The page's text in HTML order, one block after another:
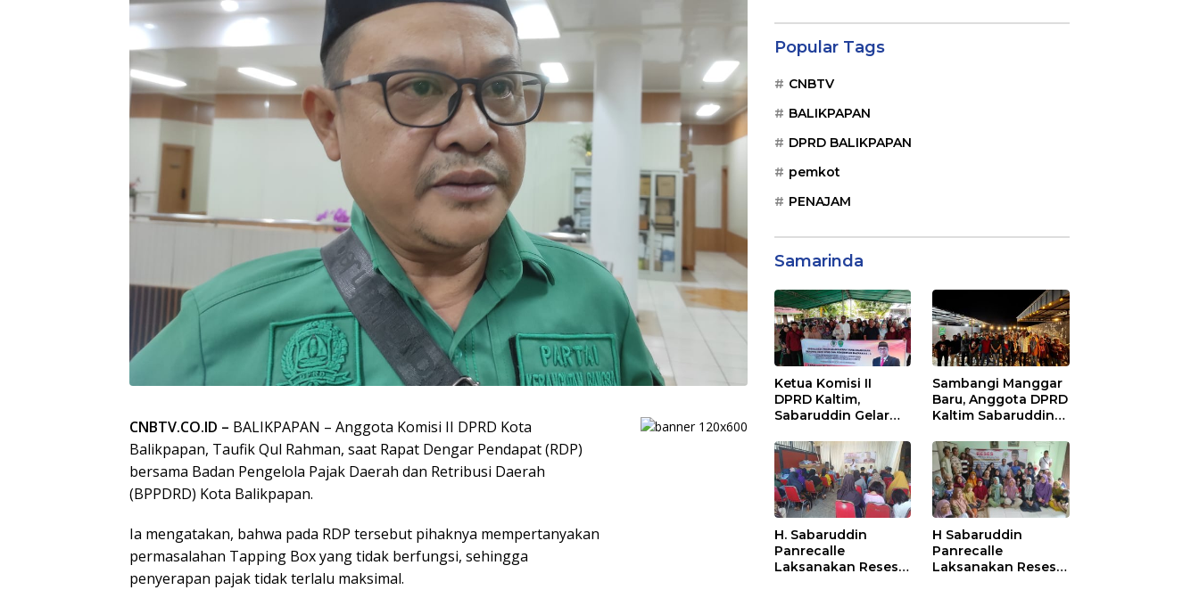
CNBTV.CO.ID – BALIKPAPAN – Anggota Komisi II DPRD Kota
Balikpapan, Taufik Qul Rahman, saat Rapat Dengar Pendapat (RDP)
bersama Badan Pengelola Pajak Daerah dan Retribusi Daerah
(BPPDRD) Kota Balikpapan.
Ia mengatakan, bahwa pada RDP tersebut pihaknya mempertanyakan
permasalahan Tapping Box yang tidak berfungsi, sehingga
penyerapan pajak tidak terlalu maksimal.
Popular Tags
CNBTV
BALIKPAPAN
DPRD BALIKPAPAN
pemkot
PENAJAM
Samarinda
Ketua Komisi II
DPRD Kaltim,
Sabaruddin Gelar
Pajak dan Retribusi
Daerah di
Sepinggan Raya
Balikpapan
Sambangi Manggar
Baru, Anggota DPRD
Kaltim Sabaruddin
Kepemudaan di
Balikpapan
H. Sabaruddin
Panrecalle
Laksanakan Reses
H Sabaruddin
Panrecalle
Laksanakan Reses